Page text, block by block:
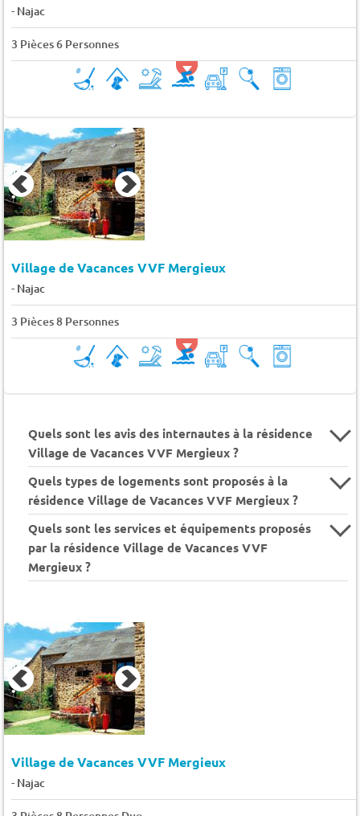
- Najac
3 Pièces 6 Personnes
Village de Vacances VVF Mergieux
- Najac
3 Pièces 8 Personnes
Quels sont les avis des internautes à la résidence
Village de Vacances VVF Mergieux ?
Quels types de logements sont proposés à la
résidence Village de Vacances VVF Mergieux ?
Quels sont les services et équipements proposés
par la résidence Village de Vacances VVF
Mergieux ?
Village de Vacances VVF Mergieux
- Najac